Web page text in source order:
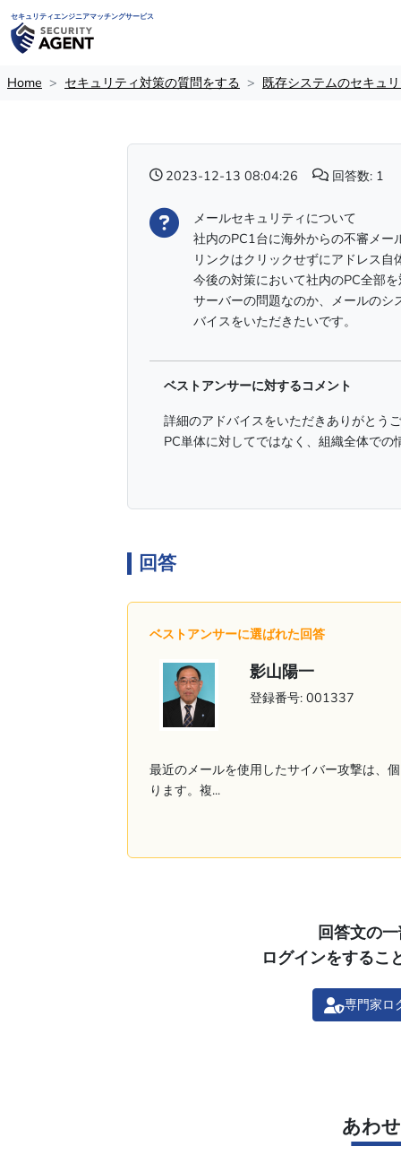
セキュリティエンジニアマッチングサービス
Home セキュリティ対策の質問をする 既存システムのセキュ
2023-12-13 08:04:26 回答数: 1
メールセキュリティについて
社内のPC1台に海外からの不審メー
リンクはクリックせずにアドレス
今後の対策において社内のPC全部
サーバーの問題なのか、メールの
バイスをいただきたいです。
ベストアンサーに対するコメント
詳細のアドバイスをいただきありがとう
PC単体に対してではなく、組織全体で
回答
ベストアンサーに選ばれた回答
影山陽一
登録番号: 001337
最近のメールを使用したサイバー攻撃は、
ります。複...
回答文の
ログインをするこ
専門家ロ
あわ